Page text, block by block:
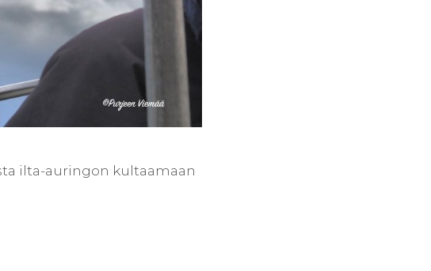
ilta-auringon kultaamaan